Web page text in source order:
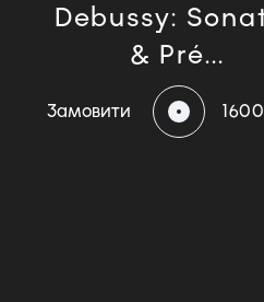
Debussy:
& Pré...
Замовити